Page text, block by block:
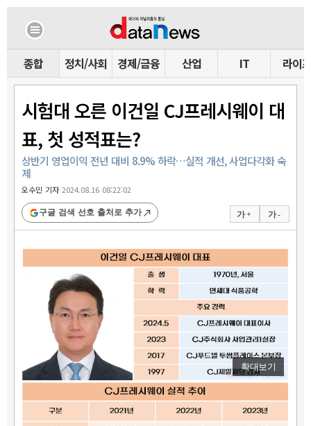
종합 정치/사회 경제/금융 산업 IT 라이프
시험대 오른 이건일 CJ프레시웨이 대
표, 첫 성적표는?
상반기 영업이익 전년 대비 8.9% 하락…실적 개선, 사업다각화 숙
제
오수민 기자2024.08.16 08:22:02
가 + 가 -
구글 검색 선호 출처로 추가
확대보기